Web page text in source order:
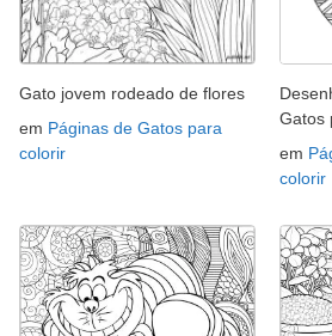
Gato jovem rodeado de flores
em Páginas de Gatos para
colorir
Gatos
em
colorir